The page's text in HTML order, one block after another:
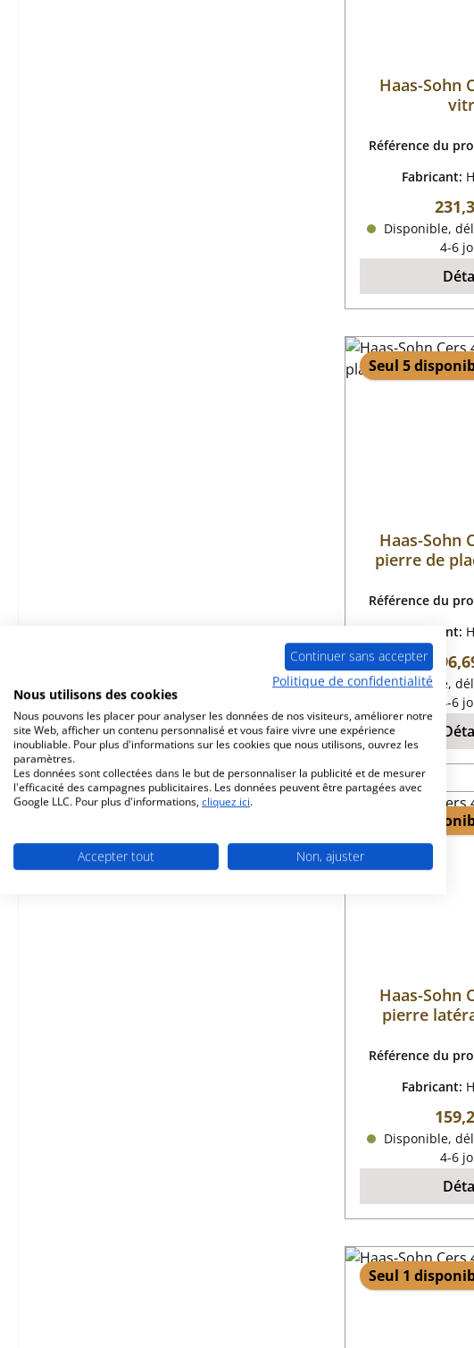
Haas-Sohn
Référence du
Fabricant:
Prix
Disponible,
4-6
Seul 5
Haas-Sohn
pierre de
Référence du
Fabricant:
Disponible,
4-6
Seul 4
Haas-Sohn
pierre
Référence du
Fabricant:
Prix
Disponible,
4-6
Seul 1
Continuer sans accepter
Politique de confidentialité
Nous utilisons des cookies
Nous pouvons les placer pour analyser les données de nos visiteurs, améliorer notre
site Web, afficher un contenu personnalisé et vous faire vivre une expérience
inoubliable. Pour plus d'informations sur les cookies que nous utilisons, ouvrez les
paramètres.
Les données sont collectées dans le but de personnaliser la publicité et de mesurer
l'efficacité des campagnes publicitaires. Les données peuvent être partagées avec
Google LLC. Pour plus d'informations, cliquez ici.
Accepter tout Non, ajuster